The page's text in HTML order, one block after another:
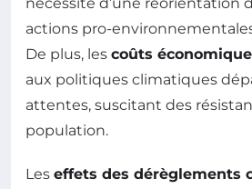
actions pro-
De plus, les coûts
aux politiques climatiques
attentes, suscitant des
population.
Les effets des dérèglements